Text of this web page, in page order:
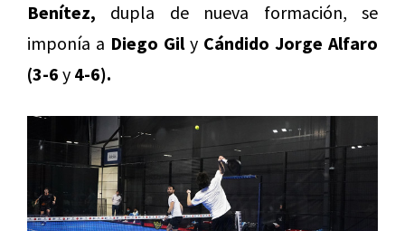
Benítez, dupla de nueva formación, se
imponía a Diego Gily Cándido Jorge Alfaro
(3-6 y 4-6).